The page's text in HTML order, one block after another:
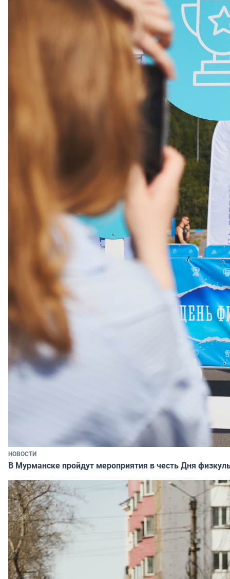
НОВОСТИ
В Мурманске пройдут мероприятия в честь Дня